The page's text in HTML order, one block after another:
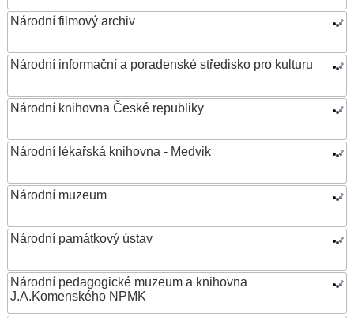
Národní filmový archiv
Národní informační a poradenské středisko pro kulturu
Národní knihovna České republiky
Národní lékařská knihovna - Medvik
Národní muzeum
Národní památkový ústav
Národní pedagogické muzeum a knihovna
J.A.Komenského NPMK